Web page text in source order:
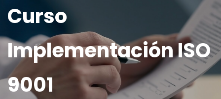
Curso
Implementación ISO
9001